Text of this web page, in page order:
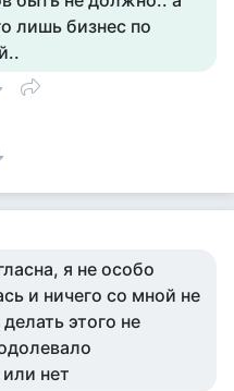
лишь бизнес по
я не особо
и ничего со мной не
этого не
нет